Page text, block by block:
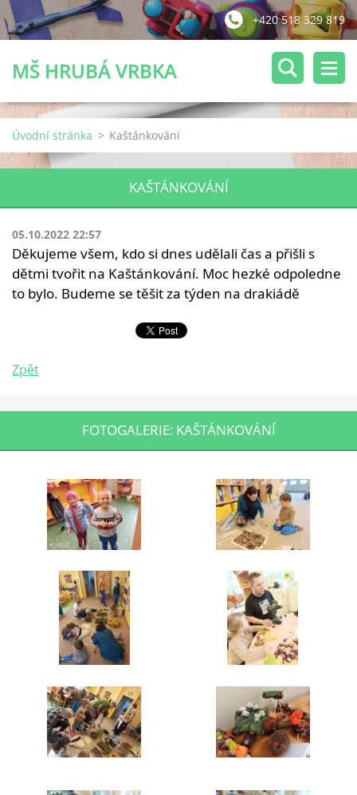
+420 518 329 819
MŠ HRUBÁ VRBKA
Úvodní stránka > Kaštánkování
KAŠTÁNKOVÁNÍ
05.10.2022 22:57
Děkujeme všem, kdo si dnes udělali čas a přišli s
dětmi tvořit na Kaštánkování. Moc hezké odpoledne
to bylo. Budeme se těšit za týden na drakiádě
Zpět
FOTOGALERIE: KAŠTÁNKOVÁNÍ